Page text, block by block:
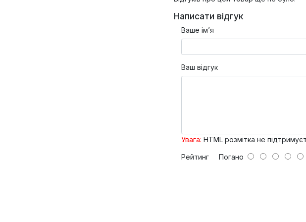
Написати відгук
Ваше ім’я
Ваш відгук
Увага: HTML розмітка не
Рейтинг Погано